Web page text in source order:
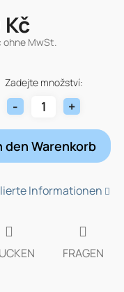
Kč
ohne MwSt.
Zadejte množství:
den Warenkorb
Informationen
FRAGEN